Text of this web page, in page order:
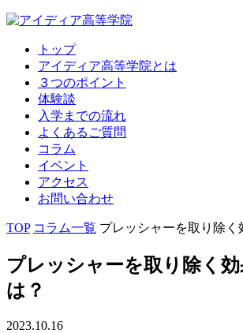
トップ
アイディア高等学院とは
３つのポイント
体験談
入学までの流れ
よくあるご質問
コラム
イベント
アクセス
お問い合わせ
TOP コラム一覧 プレッシャーを取り除く
プレッシャーを取り除く
は？
2023.10.16